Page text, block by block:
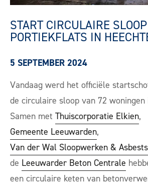
START CIRCULAIRE SLOOP
PORTIEKFLATS IN
5 SEPTEMBER 2024
Vandaag werd het officiële
de circulaire sloop van 72 woningen
Samen met Thuiscorporatie Elkien,
Gemeente Leeuwarden,
Van der Wal Sloopwerken &
de Leeuwarder Beton Centrale
een circulaire keten van